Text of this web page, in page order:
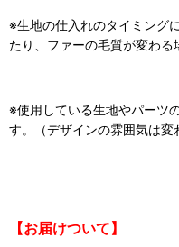
※生地の仕入れのタイミング
たり、ファーの毛質が変わる
※使用している生地やパーツ
す。
（デザインの雰囲気は変
【お届けついて】